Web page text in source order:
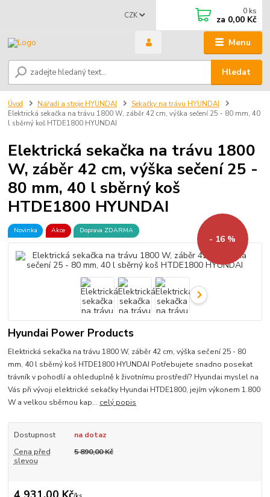
Menu
CZK
Hledat
0 ks
za 0,00 Kč
Úvod Nářadí a stroje HYUNDAI
Sekačky na trávu HYUNDAI
Elektrická sekačka na trávu 1800 W, záběr 42 cm, výška sečení 25 - 80 mm, 40
l sběrný koš HTDE1800 HYUNDAI
Elektrická sekačka na trávu 1800
W, záběr 42 cm, výška sečení 25 -
80 mm, 40 l sběrný koš
HTDE1800 HYUNDAI
Novinka Akce Doprava ZDARMA
- 16 %
Hyundai Power Products
Elektrická sekačka na trávu 1800 W, záběr 42 cm, výška sečení 25 - 80
mm, 40 l sběrný koš HTDE1800 HYUNDAI Potřebujete snadno posekat
trávník v pohodlí a ohleduplně k životnímu prostředí? Hyundai myslel na
Vás při vývoji elektrické sekačky Hyundai HTDE1800, jejím výkonem 1.800
W a velkou sběrnou kap... celý popis
Dostupnost
na dotaz
Cena před
slevou
5 890,00 Kč